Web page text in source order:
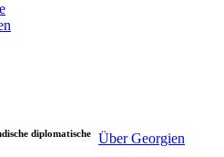
diplomatische
Über Georgien